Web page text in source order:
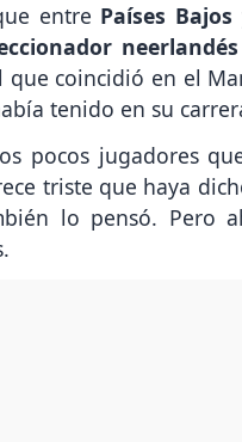
entre Países Bajos
neerlandés
que coincidió en el
tenido en su
pocos jugadores
triste que haya
lo pensó. Pero